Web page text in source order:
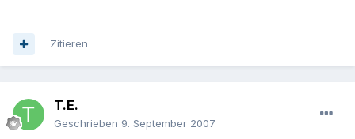
Zitieren
T.E.
Geschrieben 9. September 2007